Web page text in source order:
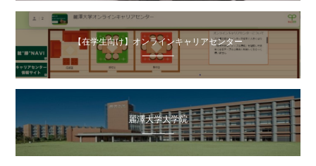
【在学生向け】オンラインキャリアセンター
麗澤大学大学院